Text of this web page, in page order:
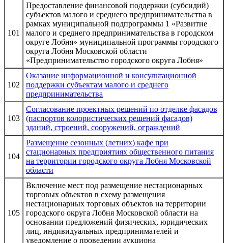
101
Предоставление финансовой поддержки (субсидий)
субъектов малого и среднего предпринимательства в
рамках муниципальной подпрограммы 1 «Развитие
малого и среднего предпринимательства в городском
округе Лобня» муниципальной программы городского
округа Лобня Московской области
«Предпринимательство городского округа Лобня»
102
Оказание информационной и консультационной
поддержки субъектам малого и среднего
предпринимательства
103
Согласование проектных решений по отделке фасадов
(паспортов колористических решений фасадов)
зданий, строений, сооружений, ограждений
104
Размещение сезонных (летних) кафе при
стационарных предприятиях общественного питания
на территории городского округа Лобня Московской
области
105
Включение мест под размещение нестационарных
торговых объектов в схему размещения
нестационарных торговых объектов на территории
городского округа Лобня Московской области на
основании предложений физических, юридических
лиц, индивидуальных предпринимателей и
уведомление о проведении аукциона